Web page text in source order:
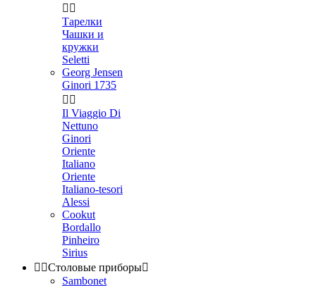
 
Тарелки
Чашки и
кружки
Seletti
Georg Jensen
Ginori 1735
 
Il Viaggio Di
Nettuno
Ginori
Oriente
Italiano
Oriente
Italiano-tesori
Alessi
Cookut
Bordallo
Pinheiro
Sirius
 Столовые приборы
Sambonet